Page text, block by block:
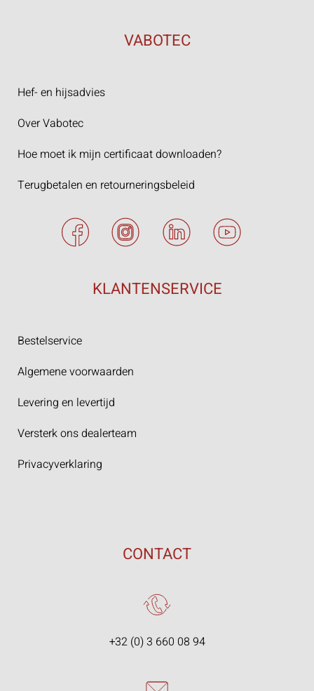
VABOTEC
Hef- en hijsadvies
Over Vabotec
Hoe moet ik mijn certificaat downloaden?
Terugbetalen en retourneringsbeleid
KLANTENSERVICE
Bestelservice
Algemene voorwaarden
Levering en levertijd
Versterk ons dealerteam
Privacyverklaring
CONTACT
+32 (0) 3 660 08 94